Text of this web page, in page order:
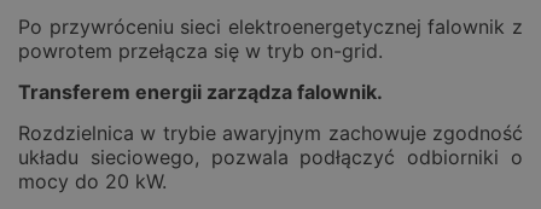
Po przywróceniu sieci elektroenergetycznej falownik z
powrotem przełącza się w tryb on-grid.
Transferem energii zarządza falownik.
Rozdzielnica w trybie awaryjnym zachowuje zgodność
układu sieciowego, pozwala podłączyć odbiorniki o
mocy do 20 kW.